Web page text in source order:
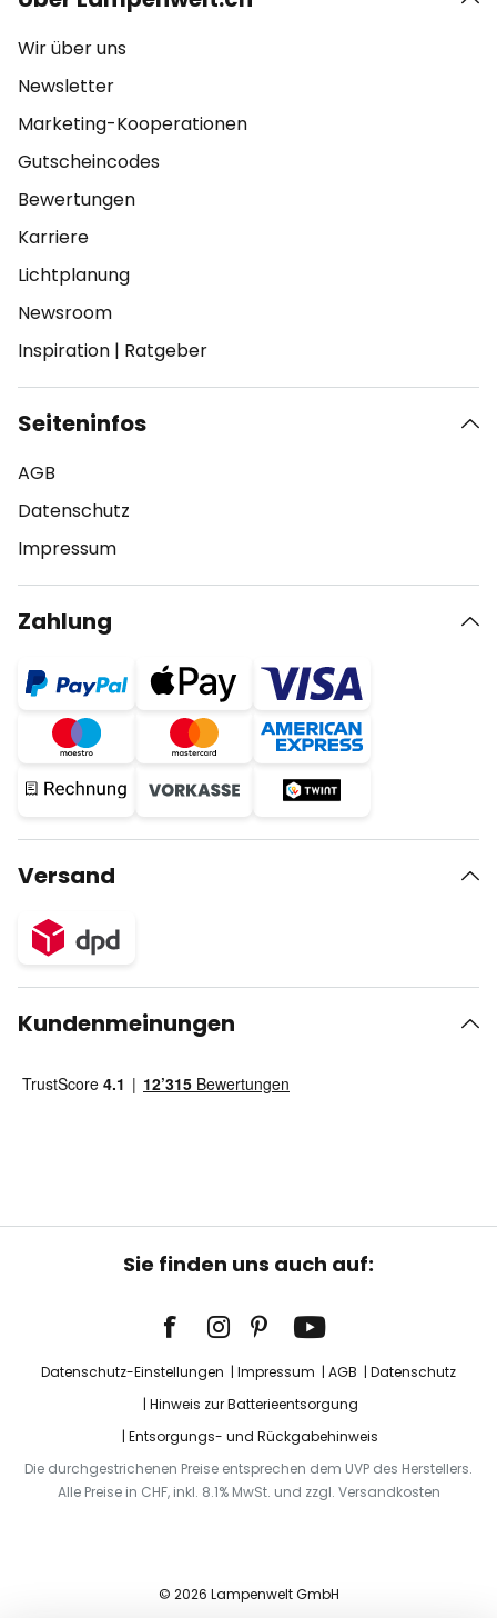
Wir über uns
Newsletter
Marketing-Kooperationen
Gutscheincodes
Bewertungen
Karriere
Lichtplanung
Newsroom
Inspiration | Ratgeber
Seiteninfos
AGB
Datenschutz
Impressum
Zahlung
Versand
Kundenmeinungen
Sie finden uns auch auf:
Datenschutz-Einstellungen Impressum AGB
Datenschutz
Hinweis zur Batterieentsorgung
Entsorgungs- und Rückgabehinweis
Die durchgestrichenen Preise entsprechen dem UVP des Herstellers.
Alle Preise in CHF, inkl. 8.1% MwSt. und zzgl. Versandkosten
© 2026 Lampenwelt GmbH